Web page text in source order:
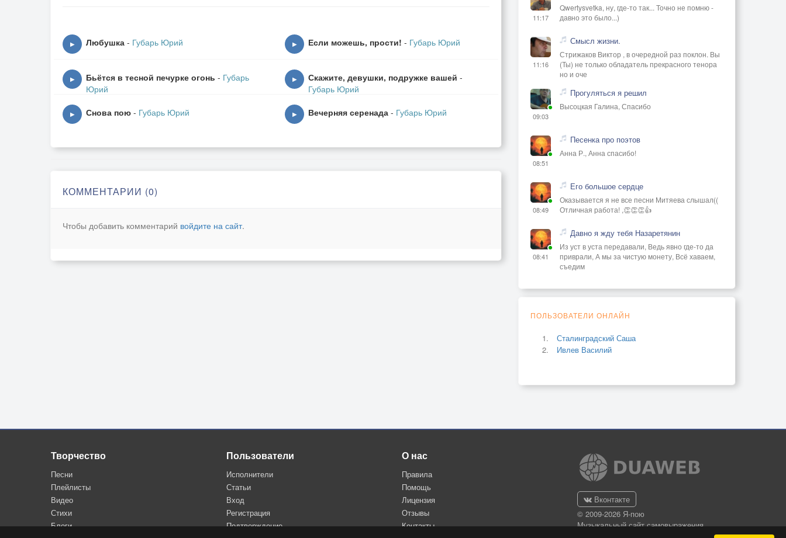
▶ Любушка - Губарь Юрий ▶ Если можешь, прости! - Губарь Юрий
▶ Бьётся в тесной печурке огонь - Губарь
Юрий
▶ Скажите, девушки, подружке вашей -
Губарь Юрий
▶ Снова пою - Губарь Юрий ▶ Вечерняя серенада - Губарь Юрий
КОММЕНТАРИИ (0)
Чтобы добавить комментарий войдите на сайт.
11:17
Qwertysvetka, ну, где-то так... Точно не помню -
давно это было...)
11:16
Смысл жизни.
Стрижаков Виктор , в очередной раз поклон. Вы
(Ты) не только обладатель прекрасного тенора
но и оче
09:03
Прогуляться я решил
Высоцкая Галина, Спасибо
08:51
Песенка про поэтов
Анна Р., Анна спасибо!
08:49
Его большое сердце
Оказывается я не все песни Митяева слышал((
Отличная работа! ,👏👏👏👍
08:41
Давно я жду тебя Назаретянин
Из уст в уста передавали, Ведь явно где-то да
приврали, А мы за чистую монету, Всё хаваем,
съедим
ПОЛЬЗОВАТЕЛИ ОНЛАЙН
Сталинградский Саша
Ивлев Василий
Творчество
Песни
Плейлисты
Видео
Стихи
Блоги
Пользователи
Исполнители
Статьи
Вход
Регистрация
Подтверждение
О нас
Правила
Помощь
Лицензия
Отзывы
Контакты
Вконтакте
© 2009-2026 Я-пою
Музыкальный сайт самовыражения